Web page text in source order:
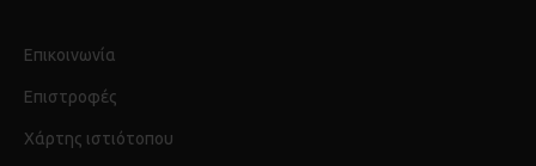
Επικοινωνία
Επιστροφές
Χάρτης ιστιότοπου